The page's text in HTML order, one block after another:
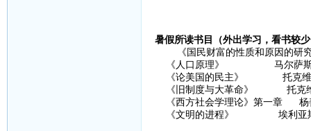
暑假所读书目（外出学习，看书较
《国民财富的性质和原因的研究
《人口原理》 马尔萨
《论美国的民主》 托克维
《旧制度与大革命》 托克
《西方社会学理论》第一章 杨
《文明的进程》 埃利亚